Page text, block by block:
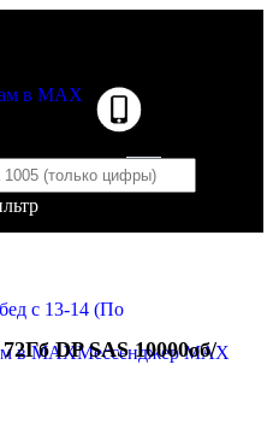
пуста
с 13-14 (По
Мессенджер MAX
DP SAS 10000об/